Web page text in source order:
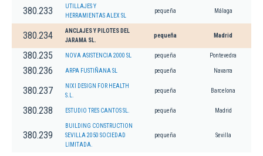
380.233
UTILLAJES Y
HERRAMIENTAS ALEX SL
pequeña Málaga
380.234
ANCLAJES Y PILOTES DEL
JARAMA SL.
pequeña Madrid
380.235 NOVA ASISTENCIA 2000 SL pequeña Pontevedra
380.236 ARPA FUSTIÑANA SL pequeña Navarra
380.237
NIXI DESIGN FOR HEALTH
S.L.
pequeña Barcelona
380.238 ESTUDIO TRES CANTOS SL. pequeña Madrid
380.239
BUILDING CONSTRUCTION
SEVILLA 2050 SOCIEDAD
LIMITADA.
pequeña Sevilla